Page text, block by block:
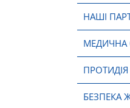
НАШІ
МЕДИЧНА
БЕЗПЕКА